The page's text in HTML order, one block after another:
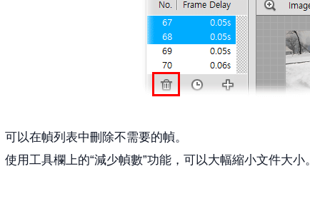
可以在幀列表中刪除不需要的幀。
使用工具欄上的“減少幀數”功能，可以大幅縮小文件大小。